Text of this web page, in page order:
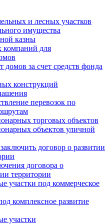
и лесных участков
имущества
казны
для
за счет средств фонда
конструкций
перевозок по
торговых объектов
объектов уличной
договор о развитии
договора о
территории
участки под коммерческое
комплексное развитие
участки